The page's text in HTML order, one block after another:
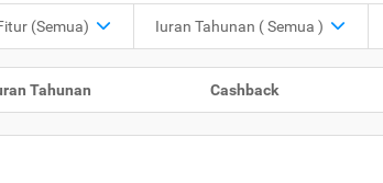
(Semua) Iuran Tahunan ( Semua )
Tahunan Cashback